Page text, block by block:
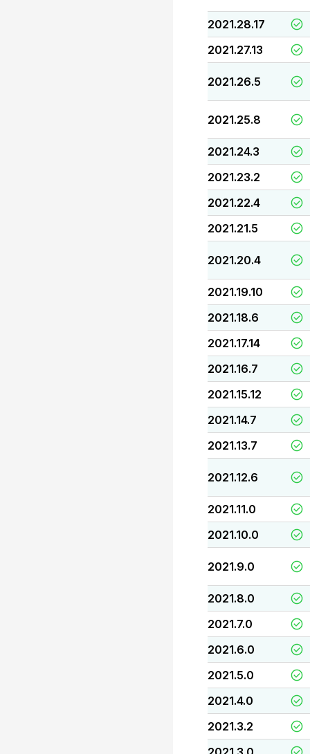
2021.28.17
2021.27.13
2021.26.5
2021.25.8
2021.24.3
2021.23.2
2021.22.4
2021.21.5
2021.20.4
2021.19.10
2021.18.6
2021.17.14
2021.16.7
2021.15.12
2021.14.7
2021.13.7
2021.12.6
2021.11.0
2021.10.0
2021.9.0
2021.8.0
2021.7.0
2021.6.0
2021.5.0
2021.4.0
2021.3.2